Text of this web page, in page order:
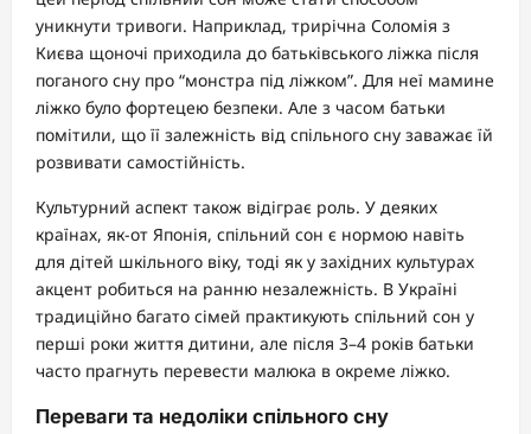
уникнути тривоги. Наприклад, трирічна Соломія з
Києва щоночі приходила до батьківського ліжка після
поганого сну про “монстра під ліжком”. Для неї мамине
ліжко було фортецею безпеки. Але з часом батьки
помітили, що її залежність від спільного сну заважає їй
розвивати самостійність.
Культурний аспект також відіграє роль. У деяких
країнах, як-от Японія, спільний сон є нормою навіть
для дітей шкільного віку, тоді як у західних культурах
акцент робиться на ранню незалежність. В Україні
традиційно багато сімей практикують спільний сон у
перші роки життя дитини, але після 3–4 років батьки
часто прагнуть перевести малюка в окреме ліжко.
Переваги та недоліки спільного сну